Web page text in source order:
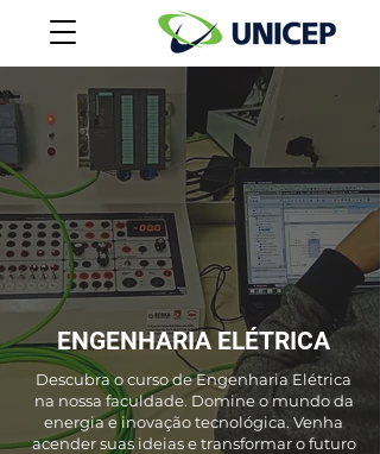
ENGENHARIA ELÉTRICA
Descubra o curso de Engenharia Elétrica
na nossa faculdade. Domine o mundo da
energia e inovação tecnológica. Venha
acender suas ideias e transformar o futuro